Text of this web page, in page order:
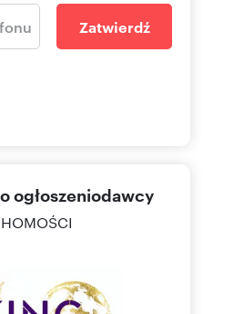
Zatwierdź
ogłoszeniodawcy